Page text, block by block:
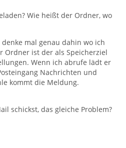
Wie heißt der Ordner, wo
mal genau dahin wo ich
Ordner ist der als Speicherziel
Wenn ich abrufe lädt er
Nachrichten und
kommt die Meldung.
schickst, das gleiche Problem?